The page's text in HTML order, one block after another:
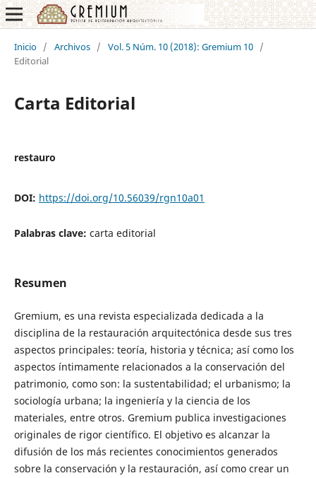
Inicio / Archivos / Vol. 5 Núm. 10 (2018): Gremium 10 /
Editorial
Carta Editorial
restauro
DOI: https://doi.org/10.56039/rgn10a01
Palabras clave: carta editorial
Resumen
Gremium, es una revista especializada dedicada a la
disciplina de la restauración arquitectónica desde sus tres
aspectos principales: teoría, historia y técnica; así como los
aspectos íntimamente relacionados a la conservación del
patrimonio, como son: la sustentabilidad; el urbanismo; la
sociología urbana; la ingeniería y la ciencia de los
materiales, entre otros. Gremium publica investigaciones
originales de rigor científico. El objetivo es alcanzar la
difusión de los más recientes conocimientos generados
sobre la conservación y la restauración, así como crear un